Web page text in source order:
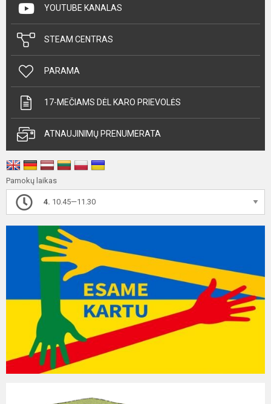
YOUTUBE KANALAS
STEAM CENTRAS
PARAMA
17-MEČIAMS DĖL KARO PRIEVOLĖS
ATNAUJINIMŲ PRENUMERATA
Pamokų laikas
4. 10.45—11.30